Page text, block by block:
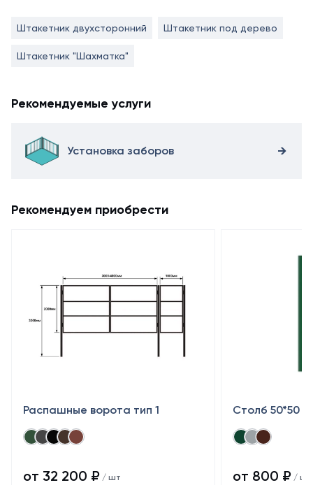
Штакетник двухсторонний Штакетник под дерево
Штакетник "Шахматка"
Рекомендуемые услуги
Установка заборов
Рекомендуем приобрести
Распашные ворота тип 1
от 32 200 ₽ / шт
Столб 50*50
от 800 ₽ / шт